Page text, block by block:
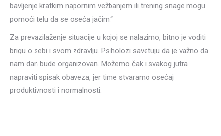
bavljenje kratkim napornim vežbanjem ili trening snage mogu
pomoći telu da se oseća jačim.“
Za prevazilaženje situacije u kojoj se nalazimo, bitno je voditi
brigu o sebi i svom zdravlju. Psiholozi savetuju da je važno da
nam dan bude organizovan. Možemo čak i svakog jutra
napraviti spisak obaveza, jer time stvaramo osećaj
produktivnosti i normalnosti.